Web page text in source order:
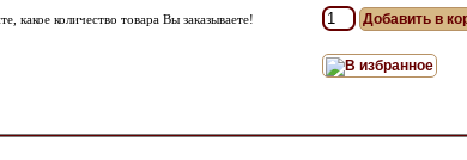
какое количество товара Вы заказываете!
В избранное